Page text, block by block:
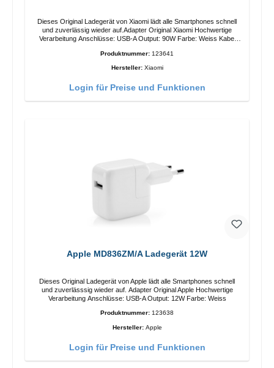
Dieses Original Ladegerät von Xiaomi lädt alle Smartphones schnell
und zuverlässig wieder auf.Adapter Original Xiaomi Hochwertige
Verarbeitung Anschlüsse: USB-A Output: 90W Farbe: Weiss Kabel
Produktnummer: 123641
Hersteller: Xiaomi
Login für Preise und Funktionen
Apple MD836ZM/A Ladegerät 12W
Dieses Original Ladegerät von Apple lädt alle Smartphones schnell
und zuverlässsig wieder auf. Adapter Original Apple Hochwertige
Verarbeitung Anschlüsse: USB-A Output: 12W Farbe: Weiss
Produktnummer: 123638
Hersteller: Apple
Login für Preise und Funktionen